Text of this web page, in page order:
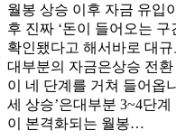
이
후
자
금
유
입
이
월봉 상승 이후 자금 유입
후 진짜 ‘돈이 들어오는 구
확인됐다고 해서바로 대
대부분의 자금은상승 전
이 네 단계를 거쳐 들어옵
세 상승’은대부분 3~4단
이 본격화되는 월봉…